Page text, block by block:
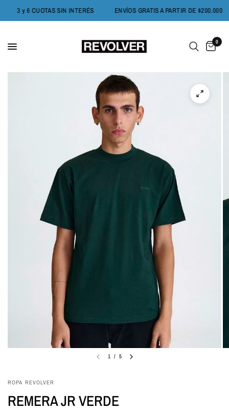
3 y 6 CUOTAS SIN INTERÉS ENVÍOS GRATIS A PARTIR DE
0
1 / 5
ROPA REVOLVER
REMERA JR VERDE